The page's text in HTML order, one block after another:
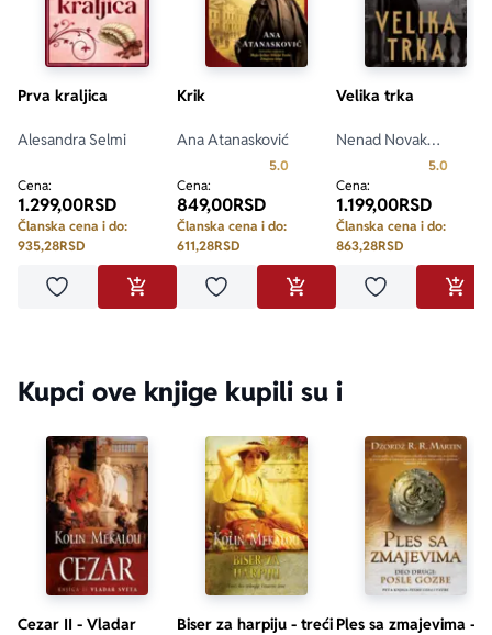
Prva kraljica
Alesandra Selmi
Cena:
1.299,00RSD
Članska cena i do:
935,28RSD
Dodaj u omiljeneDODAJ U KORPU
Krik
Ana Atanasković
5.0 Prosecna ocena je 5.0 od 5
Cena:
849,00RSD
Članska cena i do:
611,28RSD
Dodaj u omiljeneDODAJ U KORPU
Velika trka
Nenad Novak
5.0
Cena:
1.199,00RSD
Članska cena i do:
863,28RSD
Dodaj u
Kupci ove knjige kupili su i
Cezar II - Vladar
Biser za harpiju - treći Ples sa zmajevima -